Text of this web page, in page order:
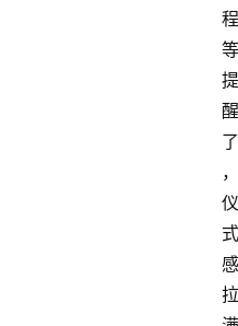
程
等
提
醒
了
，
仪
式
感
拉